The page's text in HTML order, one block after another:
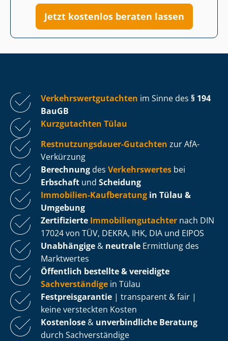
Jetzt kostenlos beraten lassen
Ver­kehrs­wert­gut­ach­ten im Sinne des § 194
BauGB
Kurzgutachten Tülau
Rest­nut­zungs­dau­er-Gutachten zur AfA-
Verkürzung
Berechnung des Verkehrswertes bei
Erbschaft und Scheidung
Immobilien-Kaufberatung in Tülau &
Umgebung
Zertifizierte Im­mo­bi­li­en­gut­ach­ter nach DIN
17024 von TÜV, DEKRA, IHK, DIA und EIPOS
Unabhängige & neutrale Ermittlung des
Marktwertes
Öffentlich bestellte & vereidigte
Sachverständige in Tülau
Fest­preis­ga­ran­tie | transparent & fair |
keine versteckten Kosten
Kostenlose & unverbindliche Beratung
durch Sachverständige